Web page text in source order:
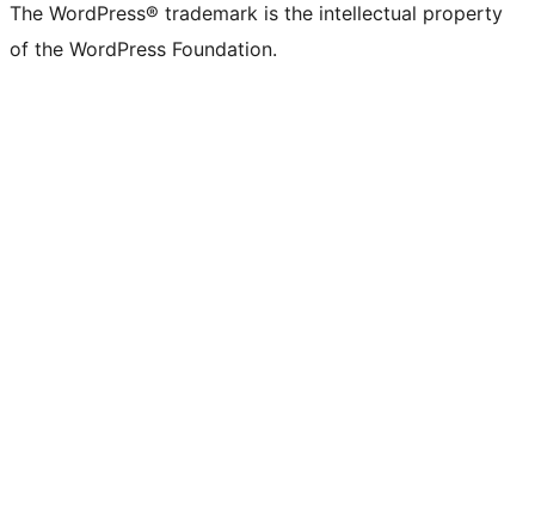
The WordPress® trademark is the intellectual property
of the WordPress Foundation.